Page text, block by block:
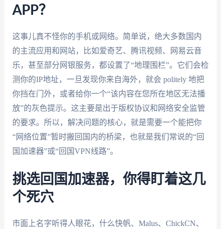
APP？
这事儿真不怪你的手机或网络。简单说，绝大多数国内
的主流应用和网站，比如爱奇艺、腾讯视频、网易云音
乐，甚至部分网银服务，都设置了“地理围栏”。它们会检
测你的IP地址，一旦发现你来自海外，就会 politely 地把
你挡在门外，或者给你一个“该内容在您所在地区无法播
放”的灰色提示。这主要是出于版权协议和网络安全监管
的要求。所以，解决问题的核心，就是需要一个能把你
“网络位置”暂时搬回国内的桥梁，也就是我们常说的“回
国加速器”或“回国VPN线路”。
挑选回国加速器，你得盯着这几
个死穴
市面上名字听得人眼花，什么快帆、Malus、ChickCN、